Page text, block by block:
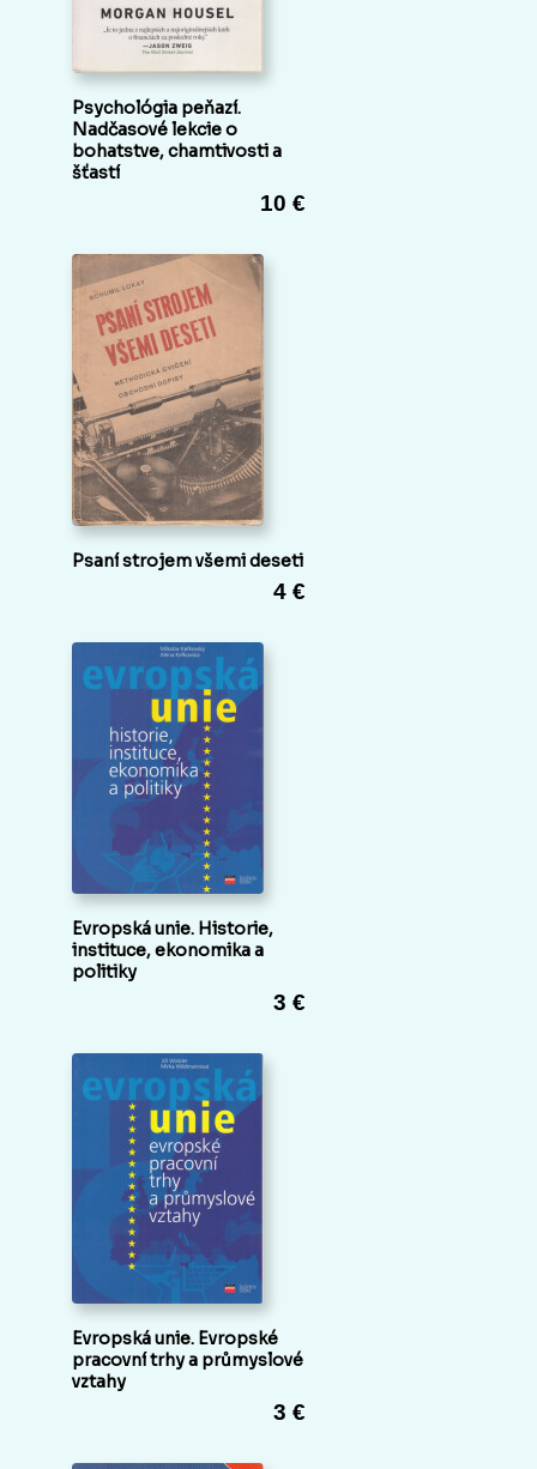
Psychológia peňazí.
Nadčasové lekcie o
bohatstve, chamtivosti a
šťastí
10 €
Psaní strojem všemi deseti
4 €
Evropská unie. Historie,
instituce, ekonomika a
politiky
3 €
Evropská unie. Evropské
pracovní trhy a průmyslové
vztahy
3 €